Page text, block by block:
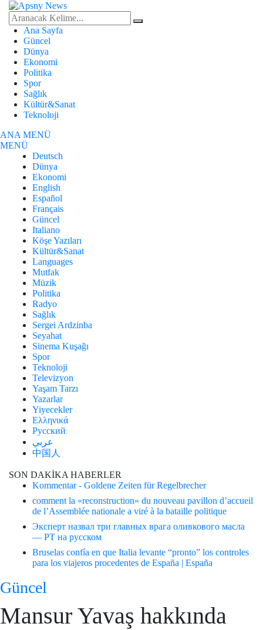
Ana Sayfa
Güncel
Dünya
Ekonomi
Politika
Spor
Sağlık
Kültür&Sanat
Teknoloji
ANA MENÜ
MENÜ
Deutsch
Dünya
Ekonomi
English
Español
Français
Güncel
Italiano
Köşe Yazıları
Kültür&Sanat
Languages
Mutfak
Müzik
Politika
Radyo
Sağlık
Sergei Ardzinba
Seyahat
Sinema Kuşağı
Spor
Teknoloji
Televizyon
Yaşam Tarzı
Yazarlar
Yiyecekler
Ελληνικά
Русский
عربي
中国人
SON DAKİKA HABERLER
Kommentar - Goldene Zeiten für Regelbrecher
comment la «reconstruction» du nouveau pavillon d’accueil
de l’Assemblée nationale a viré à la bataille politique
Эксперт назвал три главных врага оливкового масла
— РТ на русском
Bruselas confía en que Italia levante “pronto” los controles
para los viajeros procedentes de España | España
Güncel
Mansur Yavaş hakkında